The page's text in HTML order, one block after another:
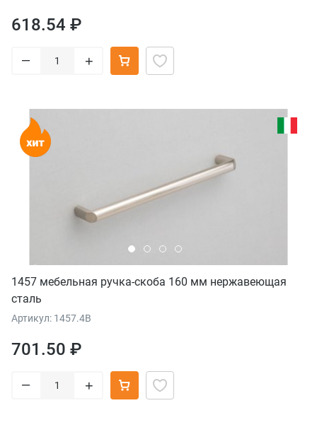
618.54 ₽
– +
1457 мебельная ручка-скоба 160 мм нержавеющая
сталь
Артикул: 1457.4B
701.50 ₽
– +